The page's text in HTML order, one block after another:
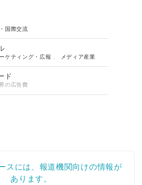
国際交流
ケティング・広報 メディア産業
ド
の広告費
スには、報道機関向けの情報が
あります。